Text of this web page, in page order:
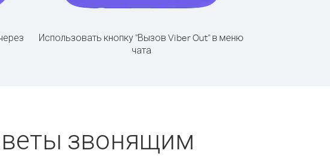
Использовать кнопку "Вызов Viber Out" в меню
чата
звонящим